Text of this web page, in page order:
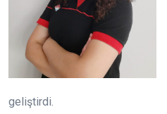
geliştirdi.